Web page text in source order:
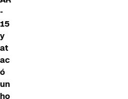
-
15
y
at
ac
ó
un
ho